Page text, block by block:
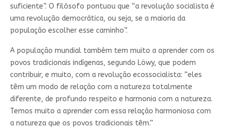
suficiente”. O filósofo pontuou que “a revolução socialista é
uma revolução democrática, ou seja, se a maioria da
população escolher esse caminho”.
A população mundial também tem muito a aprender com os
povos tradicionais indígenas, segundo Löwy, que podem
contribuir, e muito, com a revolução ecossocialista: “eles
têm um modo de relação com a natureza totalmente
diferente, de profundo respeito e harmonia com a natureza.
Temos muito a aprender com essa relação harmoniosa com
a natureza que os povos tradicionais têm.”